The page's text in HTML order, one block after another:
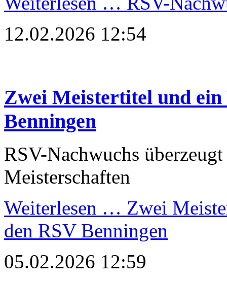
12.02.2026 12:54
Zwei Meistertitel und
Benningen
RSV-Nachwuchs
Meisterschaften
Weiterlesen … Zwei
den RSV Benningen
05.02.2026 12:59